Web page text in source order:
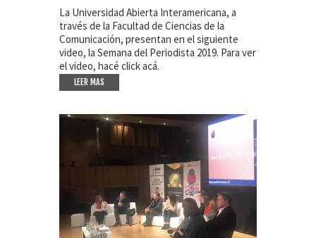
La Universidad Abierta Interamericana, a
través de la Facultad de Ciencias de la
Comunicación, presentan en el siguiente
video, la Semana del Periodista 2019. Para ver
el video, hacé click acá.
LEER MAS